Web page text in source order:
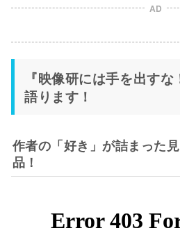
AD
『映像研には手を出す
語ります！
作者の「好き」が詰まった
品！